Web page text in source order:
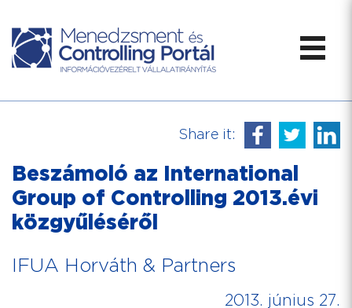
Share it:
Beszámoló az International
Group of Controlling 2013.évi
közgyűléséről
IFUA Horváth & Partners
2013. június 27.